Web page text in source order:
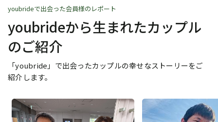
youbrideで出会った会員様のレポート
youbrideから生まれたカップル
のご紹介
「youbride」で出会ったカップルの幸せなストーリーをご
紹介します。